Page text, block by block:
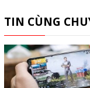
TIN CÙNG